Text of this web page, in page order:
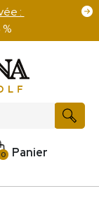
sur les
0 Panier